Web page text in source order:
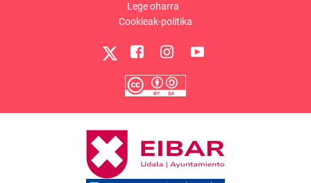
Lege oharra
Cookieak-politika